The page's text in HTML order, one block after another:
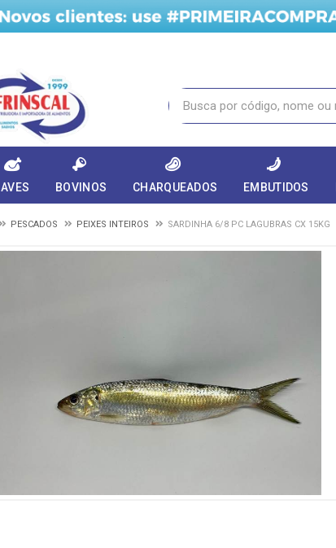
AVES BOVINOS CHARQUEADOS EMBUTIDOS
PESCADOS PEIXES INTEIROS SARDINHA 6/8 PC LAGUBRAS CX 15KG